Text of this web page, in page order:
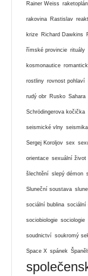
Rainer Weiss raketoplán
rakovina Rastislav
krize Richard Dawkins
římské provincie rituály
kosmonautice
rostliny rovnost pohlaví
rudý obr Rusko Sahara
Schrödingerova kočička
seismické vlny seismika
Sergej Koroljov sex
orientace sexuální život
šlechtění slepý démon
Sluneční soustava
sociální bublina sociální
sociobiologie sociologie
soudnictví soukromý
Space X spánek